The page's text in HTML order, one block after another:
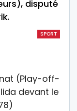
disputé
SPORT